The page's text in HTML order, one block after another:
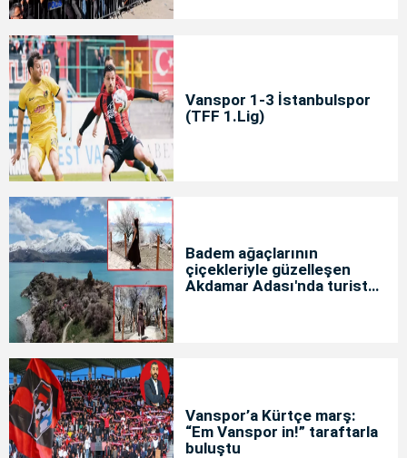
Vanspor 1-3 İstanbulspor
(TFF 1.Lig)
Badem ağaçlarının
çiçekleriyle güzelleşen
Akdamar Adası'nda turist
Vanspor’a Kürtçe marş:
“Em Vanspor in!” taraftarla
buluştu